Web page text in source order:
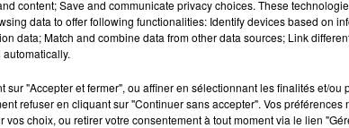
content; Save and communicate privacy choices. These
data to offer following functionalities: Identify devices based on
data; Match and combine data from other data sources; Link
sur "Accepter et fermer", ou affiner en sélectionnant les finalités et/ou
refuser en cliquant sur "Continuer sans accepter". Vos
vos choix, ou retirer votre consentement à tout moment via le lien